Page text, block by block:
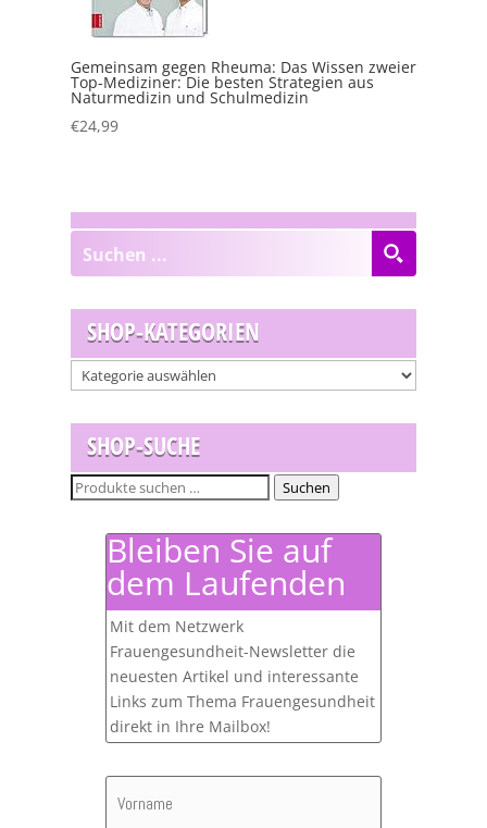
Gemeinsam gegen Rheuma: Das Wissen zweier
Top-Mediziner: Die besten Strategien aus
Naturmedizin und Schulmedizin
€24,99
SHOP-KATEGORIEN
SHOP-SUCHE
Suchen
Suchen
Bleiben Sie auf
dem Laufenden
Mit dem Netzwerk
Frauengesundheit-Newsletter die
neuesten Artikel und interessante
Links zum Thema Frauengesundheit
direkt in Ihre Mailbox!